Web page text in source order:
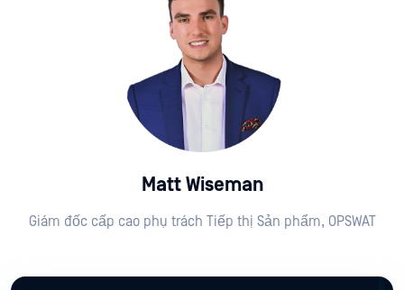
Matt Wiseman
Giám đốc cấp cao phụ trách Tiếp thị Sản phẩm, OPSWAT